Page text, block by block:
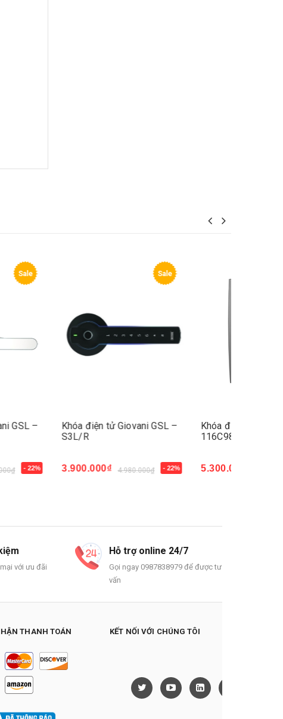
tử Giovani GSL –
5.860.000₫ - 22%
Khóa điện tử Giovani GSL –
3.900.000₫ 4.980.000₫ - 22%
Mua ngay
với ưu đãi
Hỗ trợ online 24/7
Gọi ngay 0987838979 để được tư
vấn
THANH TOÁN KẾT NỐI VỚI CHÚNG TÔI